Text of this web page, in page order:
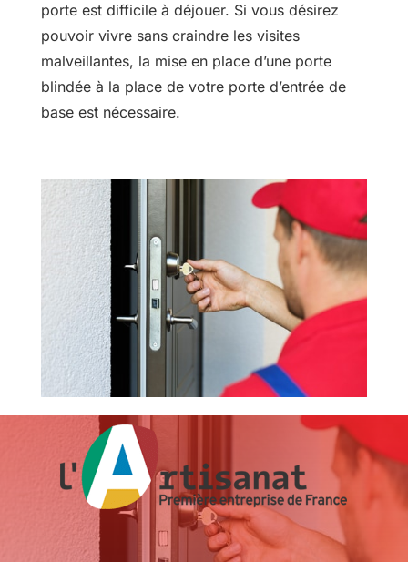
porte est difficile à déjouer. Si vous désirez
pouvoir vivre sans craindre les visites
malveillantes, la mise en place d’une porte
blindée à la place de votre porte d’entrée de
base est nécessaire.